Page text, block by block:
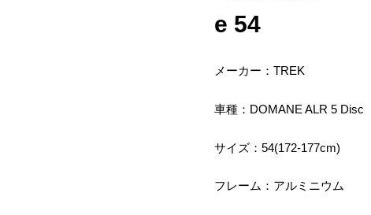
e 54
メーカー：TREK
車種：DOMANE ALR 5 Disc
サイズ：54(172-177cm)
フレーム：アルミニウム